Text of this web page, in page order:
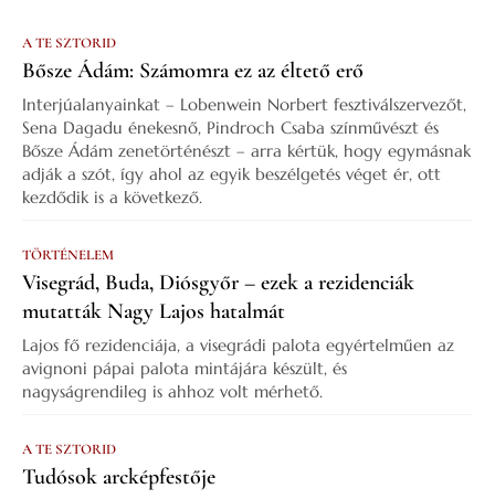
A TE SZTORID
Bősze Ádám: Számomra ez az éltető erő
Interjúalanyainkat – Lobenwein Norbert fesztiválszervezőt,
Sena Dagadu énekesnő, Pindroch Csaba színművészt és
Bősze Ádám zenetörténészt – arra kértük, hogy egymásnak
adják a szót, így ahol az egyik beszélgetés véget ér, ott
kezdődik is a következő.
TÖRTÉNELEM
Visegrád, Buda, Diósgyőr – ezek a rezidenciák
mutatták Nagy Lajos hatalmát
Lajos fő rezidenciája, a visegrádi palota egyértelműen az
avignoni pápai palota mintájára készült, és
nagyságrendileg is ahhoz volt mérhető.
A TE SZTORID
Tudósok arcképfestője